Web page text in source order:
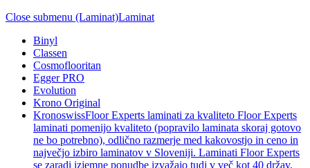
Close submenu (Laminat)Laminat
Binyl
Classen
Cosmoflooritan
Egger PRO
Evolution
Krono Original
KronoswissFloor Experts laminati za kvaliteto Floor Experts
laminati pomenijo kvaliteto (popravilo laminata skoraj gotovo
ne bo potrebno), odlično razmerje med kakovostjo in ceno in
največjo izbiro laminatov v Sloveniji. Laminati Floor Experts
se zaradi izjemne ponudbe izvažajo tudi v več kot 40 držav,